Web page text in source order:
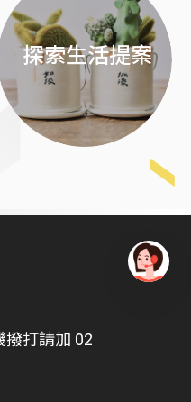
探索生活提案
打請加 02